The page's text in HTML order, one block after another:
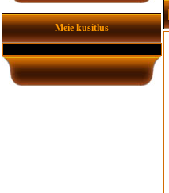
Meie kusitlus